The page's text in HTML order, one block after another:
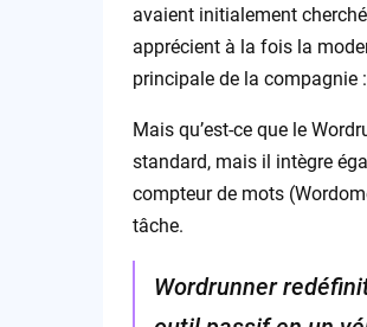
avaient initialement
apprécient à la fois la
principale de la compagnie
Mais qu’est-ce que le
standard, mais il intègre
compteur de mots
tâche.
Wordrunner